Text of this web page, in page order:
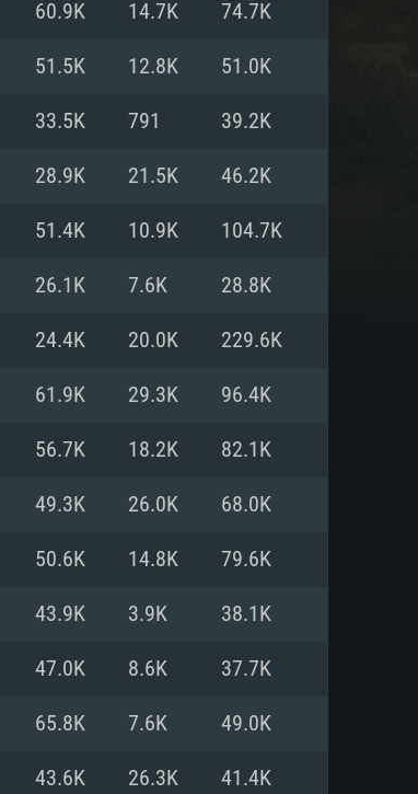
DirectX 11 ou plus et
et plus, Radeon RX
Vega II ou plus avec
avec les derniers
/ de même pour AMD
derniers drivers de
60.9K 14.7K 74.7K
51.5K 12.8K 51.0K
33.5K 791 39.2K
28.9K 21.5K 46.2K
51.4K 10.9K 104.7K
26.1K 7.6K 28.8K
24.4K 20.0K 229.6K
61.9K 29.3K 96.4K
56.7K 18.2K 82.1K
49.3K 26.0K 68.0K
50.6K 14.8K 79.6K
43.9K 3.9K 38.1K
47.0K 8.6K 37.7K
65.8K 7.6K 49.0K
43.6K 26.3K 41.4K